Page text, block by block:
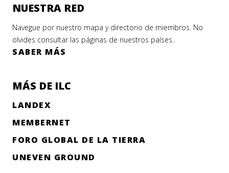
NUESTRA RED
Navegue por nuestro mapa y directorio de miembros. No
olvides consultar las páginas de nuestros países.
SABER MÁS
MÁS DE ILC
LANDEX
MEMBERNET
FORO GLOBAL DE LA TIERRA
UNEVEN GROUND